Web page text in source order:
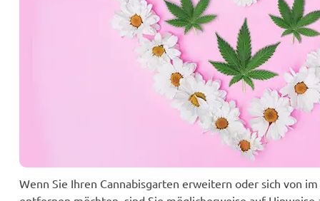
Wenn Sie Ihren Cannabisgarten erweitern oder sich von